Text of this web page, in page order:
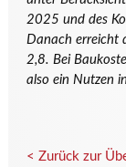
2025 und des
Danach erreicht
2,8. Bei
also ein Nutzen
< Zurück zur